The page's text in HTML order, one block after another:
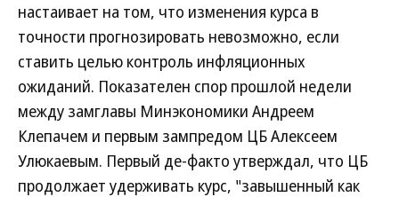
настаивает на том, что изменения курса в
точности прогнозировать невозможно, если
ставить целью контроль инфляционных
ожиданий. Показателен спор прошлой недели
между замглавы Минэкономики Андреем
Клепачем и первым зампредом ЦБ Алексеем
Улюкаевым. Первый де-факто утверждал, что ЦБ
продолжает удерживать курс, "завышенный как